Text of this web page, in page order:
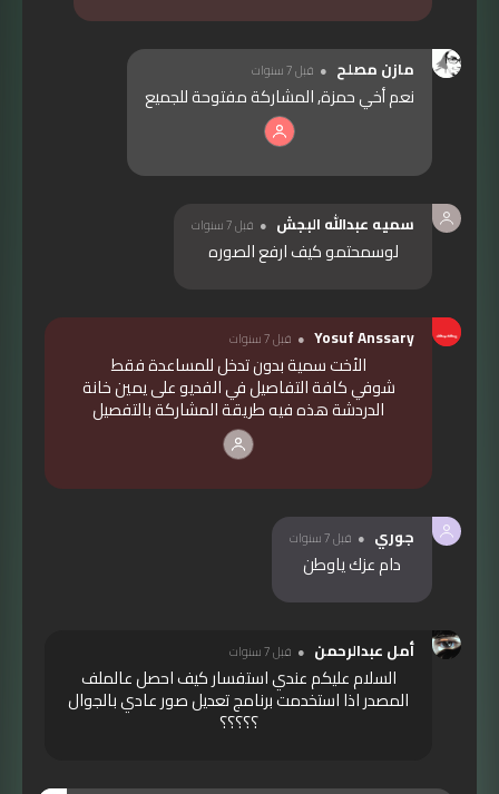
مازن مصلح قبل 7 سنوات
نعم أخي حمزة, المشاركة مفتوحة للجميع
سميه عبدالله البجش قبل 7 سنوات
لوسمحتمو كيف ارفع الصوره
Yosuf Anssary قبل 7 سنوات
الأخت سمية بدون تدخل للمساعدة فقط
شوفي كافة التفاصيل في الفديو على يمين خانة
الدردشة هذه فيه طريقة المشاركة بالتفصيل
جوري قبل 7 سنوات
دام عزك ياوطن
أمل عبدالرحمن قبل 7 سنوات
السلام عليكم عندي استفسار كيف احصل عالملف
المصدر اذا استخدمت برنامج تعديل صور عادي بالجوال
؟؟؟؟؟